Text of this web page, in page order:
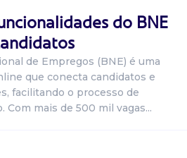
do BNE
de Empregos (BNE) é uma
que conecta candidatos e
facilitando o processo de
Com mais de 500 mil vagas...